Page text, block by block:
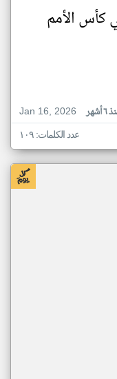
كأس الأمم
Jan 16, 2026
أشهر
عدد الكلمات: ١٠٩